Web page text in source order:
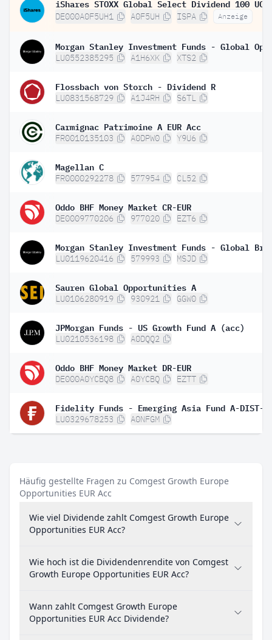
DE000A0F5UH1 A0F5UH ISPA Anzeige
LU0552385295 A1H6XK XTS2
Flossbach von Storch - Dividend R
LU0831568729 A1J4RH S6TL
Carmignac Patrimoine A EUR Acc
FR0010135103 A0DPW0 Y9U6
Magellan C
FR0000292278 577954 CL52
Oddo BHF Money Market CR-EUR
DE0009770206 977020 EZT6
LU0119620416 579993 MSJD
Sauren Global Opportunities A
LU0106280919 930921 GGW0
JPMorgan Funds - US Growth Fund A (acc)
LU0210536198 A0DQQ2
Oddo BHF Money Market DR-EUR
DE000A0YCBQ8 A0YCBQ EZTT
Fidelity Funds - Emerging Asia Fund A-DIST-
LU0329678253 A0NFGM
Häufig gestellte Fragen zu Comgest Growth Europe
Opportunities EUR Acc
Wie viel Dividende zahlt Comgest Growth Europe
Opportunities EUR Acc?
Wie hoch ist die Dividendenrendite von Comgest
Growth Europe Opportunities EUR Acc?
Wann zahlt Comgest Growth Europe
Opportunities EUR Acc Dividende?